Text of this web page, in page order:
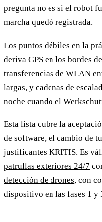
pregunta no es si el robot
marcha quedó registrada.
Los puntos débiles en la
deriva GPS en los bordes
transferencias de WLAN
largas, y cadenas de
noche cuando el
Esta lista cubre la
de software, el cambio de
justificantes KRITIS. Es
patrullas exteriores 24/7
detección de drones, con
dispositivo en las fases 1 y